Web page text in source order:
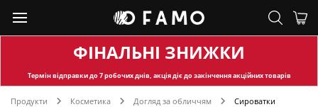
ФІНАЛЬНІ ЗНИЖКИ
Термін відправкидо 7 робочих днів, акція діє до закінчення акційних товарів
Продукти Косметика Догляд за обличчям Сироватки